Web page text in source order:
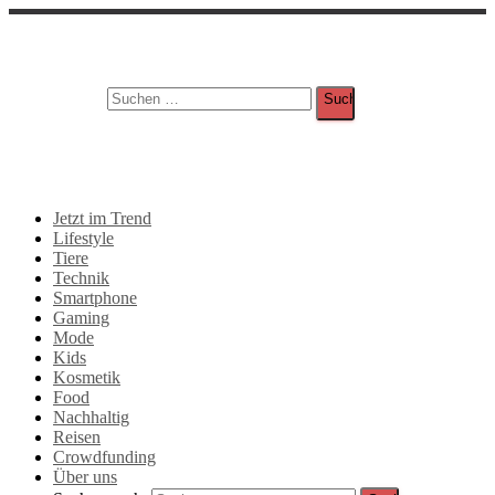
Jetzt im Trend
Lifestyle
Tiere
Technik
Smartphone
Gaming
Mode
Kids
Kosmetik
Food
Nachhaltig
Reisen
Crowdfunding
Über uns